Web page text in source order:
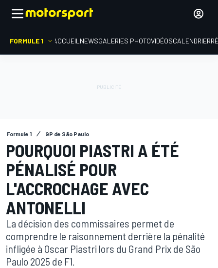
FORMULE 1 ACCUEIL NEWSGALERIES PHOTOVIDÉOSCALENDRIER
Formule 1 GP de São Paulo
POURQUOI PIASTRI A ÉTÉ
PÉNALISÉ POUR
L'ACCROCHAGE AVEC
ANTONELLI
La décision des commissaires permet de
comprendre le raisonnement derrière la pénalité
infligée à Oscar Piastri lors du Grand Prix de São
Paulo 2025 de F1.